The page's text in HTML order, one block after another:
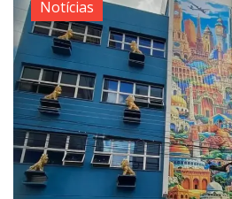
Notícias